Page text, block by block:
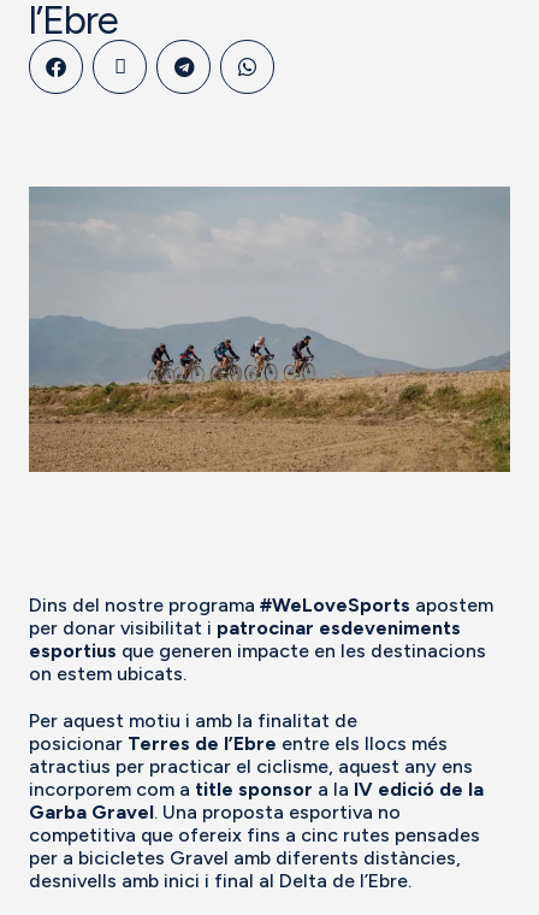
l’Ebre
Dins del nostre programa #WeLoveSports apostem
per donar visibilitat i patrocinar esdeveniments
esportius que generen impacte en les destinacions
on estem ubicats.
Per aquest motiu i amb la finalitat de
posicionar Terres de l’Ebre entre els llocs més
atractius per practicar el ciclisme, aquest any ens
incorporem com a title sponsor a la IV edició de la
Garba Gravel. Una proposta esportiva no
competitiva que ofereix fins a cinc rutes pensades
per a bicicletes Gravel amb diferents distàncies,
desnivells amb inici i final al Delta de l’Ebre.